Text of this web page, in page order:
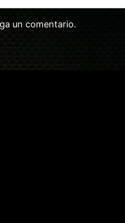
un comentario.